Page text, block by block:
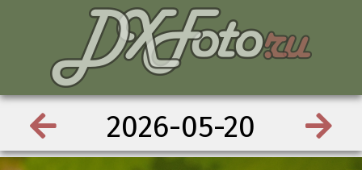
2026-05-20